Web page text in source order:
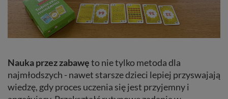
Nauka przez zabawęto nie tylko metoda dla
najmłodszych - nawet starsze dzieci lepiej przyswajają
wiedzę, gdy proces uczenia się jest przyjemny i